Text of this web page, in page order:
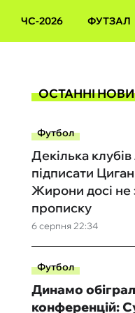
ЧС-2026 ФУТЗАЛ
ОСТАННІ
Футбол
6 серпня 22:34
Декілька клубів
підписати
Жирони досі не
прописку
Футбол
Динамо
конференцій: